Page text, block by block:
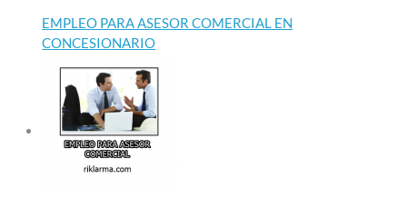
EMPLEO PARA ASESOR COMERCIAL EN
CONCESIONARIO